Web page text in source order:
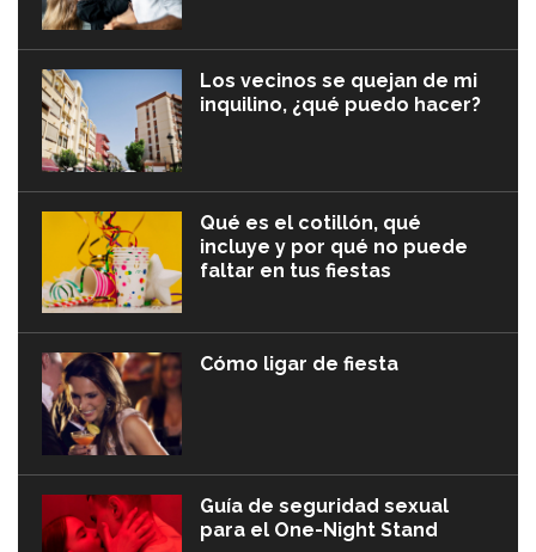
Los vecinos se quejan de mi
inquilino, ¿qué puedo hacer?
Qué es el cotillón, qué
incluye y por qué no puede
faltar en tus fiestas
Cómo ligar de fiesta
Guía de seguridad sexual
para el One-Night Stand